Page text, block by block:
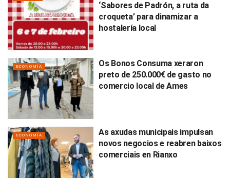
‘Sabores de Padrón, a ruta da
croqueta’ para dinamizar a
hostalería local
ECONOMÍA
Os Bonos Consuma xeraron
preto de 250.000€ de gasto no
comercio local de Ames
ECONOMÍA
As axudas municipais impulsan
novos negocios e reabren baixos
comerciais en Rianxo